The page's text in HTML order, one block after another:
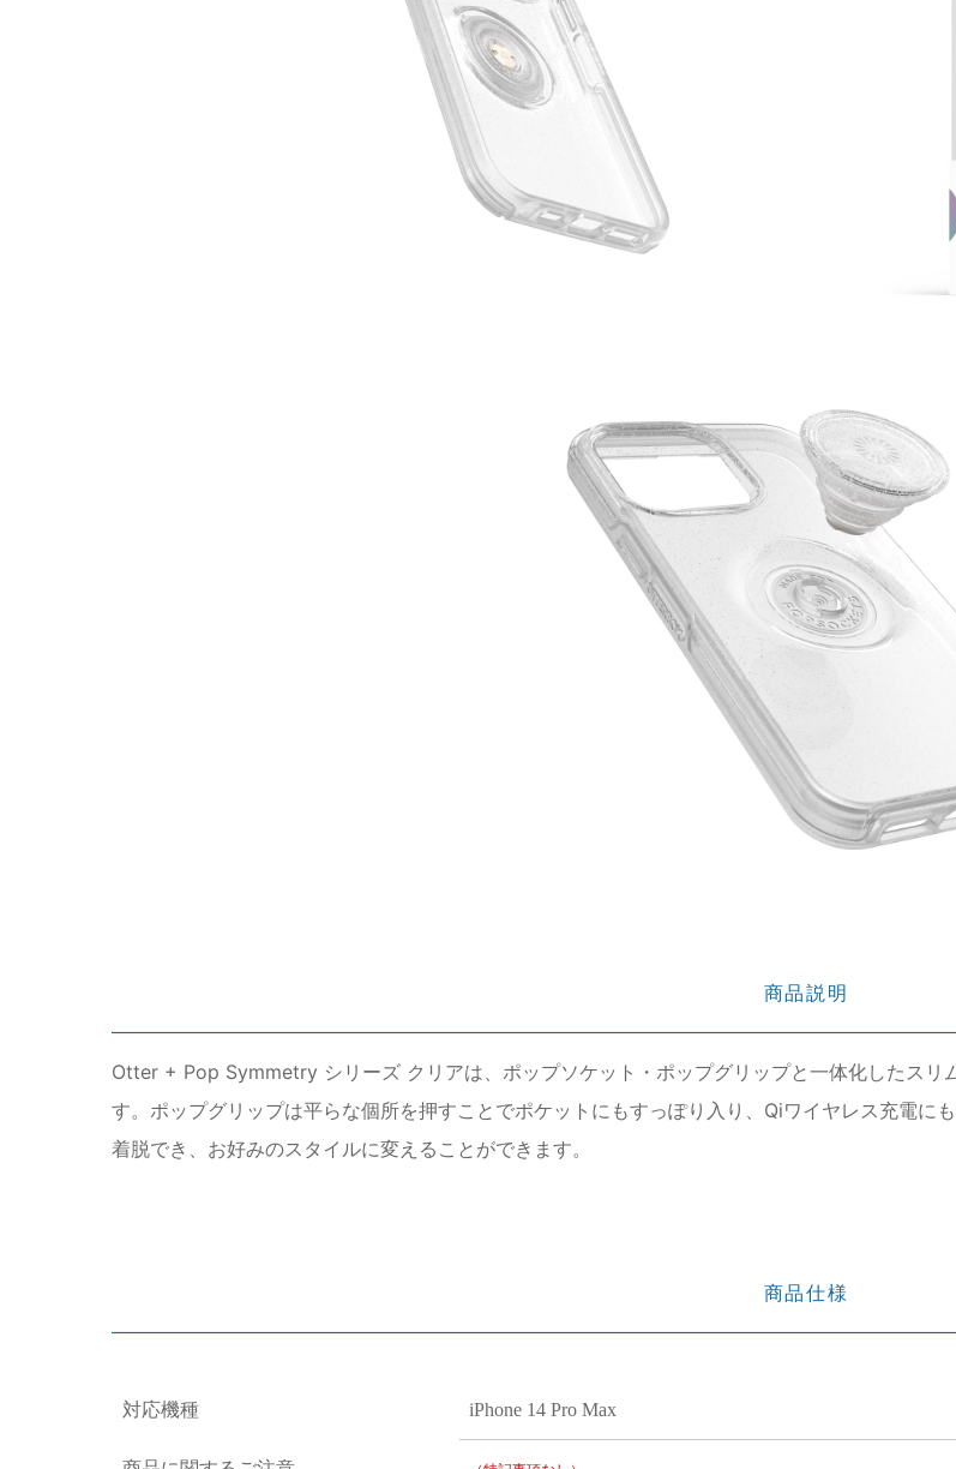
商品説明
Otter + Pop Symmetry シリーズ クリアは、ポップソケット・ポップグリップと一体化したスリ
す。ポップグリップは平らな個所を押すことでポケットにもすっぽり入り、Qiワイヤレス充電に
着脱でき、お好みのスタイルに変えることができます。
商品仕様
対応機種 iPhone 14 Pro Max